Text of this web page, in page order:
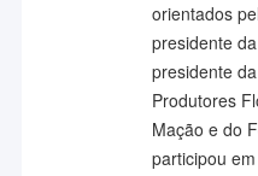
orientados
presidente
presidente
Produtores
Mação e do
participou